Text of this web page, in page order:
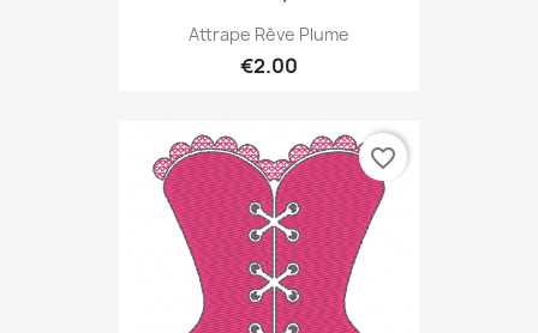
Attrape Rêve Plume
€2.00
favorite_border